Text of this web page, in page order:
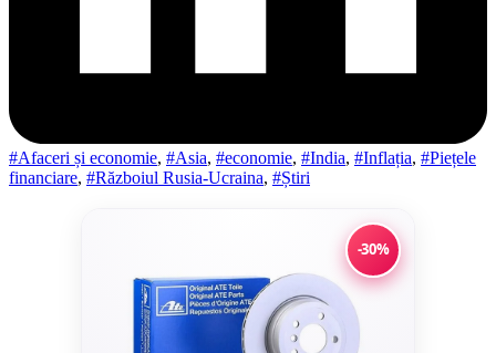
#Afaceri și economie, #Asia, #economie, #India, #Inflația, #Piețele
financiare, #Războiul Rusia-Ucraina, #Știri
-30%